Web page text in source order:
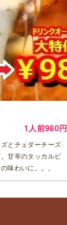
1人前980円
とチェダーチーズ
甘辛のタッカルビ
味わいに。。。